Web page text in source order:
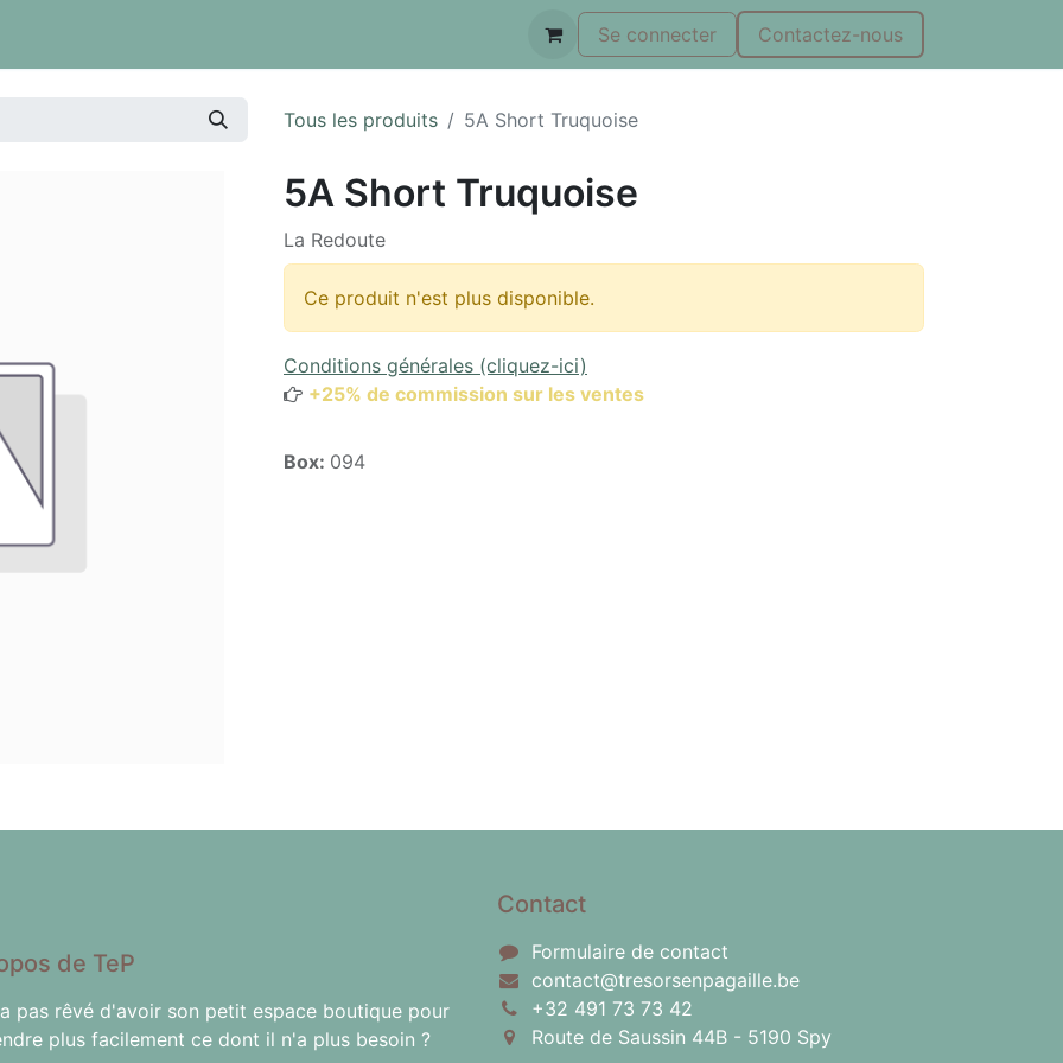
Se connecter Contactez-nous
Tous les produits 5A Short Truquoise
5A Short Truquoise
La Redoute
Ce produit n'est plus disponible.
Conditions générales (cliquez-ici)
+25% de commission sur les ventes
Box: 094
de TeP
pas rêvé d'avoir son petit espace boutique pour
plus facilement ce dont il n'a plus besoin ?
Contact
Formulaire de contact
contact@tresorsenpagaille.be
+32 491 73 73 42
Route de Saussin 44B - 5190 Spy